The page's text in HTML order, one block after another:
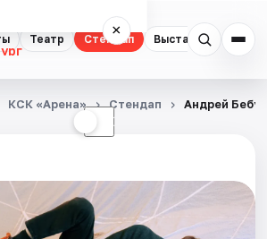
Театр Стендап Выставки
×
☾
КСК «Арена» Стендап Андрей